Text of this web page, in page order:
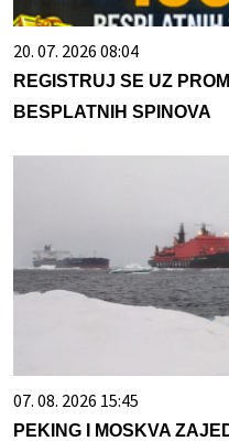
20. 07. 2026 08:04
REGISTRUJ SE UZ
BESPLATNIH SPINOVA
07. 08. 2026 15:45
PEKING I MOSKVA